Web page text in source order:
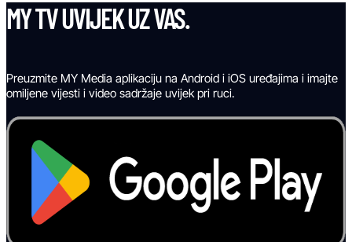
MY TV UVIJEK UZ VAS.
Preuzmite MY Media aplikaciju na Android i iOS uređajima i imajte
omiljene vijesti i video sadržaje uvijek pri ruci.